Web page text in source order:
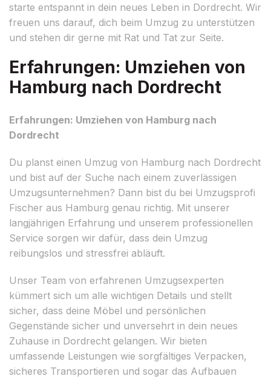
starte entspannt in dein neues Leben in Dordrecht. Wir
freuen uns darauf, dich beim Umzug zu unterstützen
und stehen dir gerne mit Rat und Tat zur Seite.
Erfahrungen: Umziehen von
Hamburg nach Dordrecht
Erfahrungen: Umziehen von Hamburg nach
Dordrecht
Du planst einen Umzug von Hamburg nach Dordrecht
und bist auf der Suche nach einem zuverlässigen
Umzugsunternehmen? Dann bist du bei Umzugsprofi
Fischer aus Hamburg genau richtig. Mit unserer
langjährigen Erfahrung und unserem professionellen
Service sorgen wir dafür, dass dein Umzug
reibungslos und stressfrei abläuft.
Unser Team von erfahrenen Umzugsexperten
kümmert sich um alle wichtigen Details und stellt
sicher, dass deine Möbel und persönlichen
Gegenstände sicher und unversehrt in dein neues
Zuhause in Dordrecht gelangen. Wir bieten
umfassende Leistungen wie sorgfältiges Verpacken,
sicheres Transportieren und sogar das Aufbauen